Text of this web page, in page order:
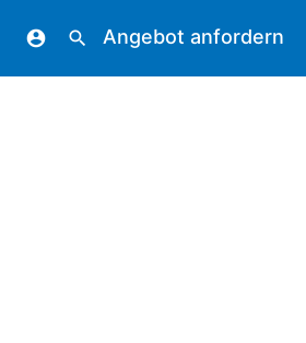
account_circle search Angebot anfordern